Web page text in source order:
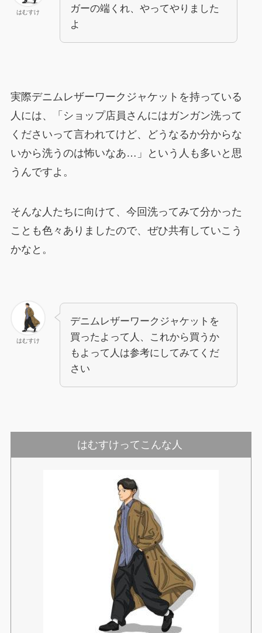
はむすけ
ガーの端くれ、やってやりました
よ
実際デニムレザーワークジャケットを持っている
人には、「ショップ店員さんにはガンガン洗って
くださいって言われてけど、どうなるか分からな
いから洗うのは怖いなあ…」という人も多いと思
うんですよ。
そんな人たちに向けて、今回洗ってみて分かった
ことも色々ありましたので、ぜひ共有していこう
かなと。
はむすけ
デニムレザーワークジャケットを
買ったよって人、これから買うか
もよって人は参考にしてみてくだ
さい
はむすけってこんな人